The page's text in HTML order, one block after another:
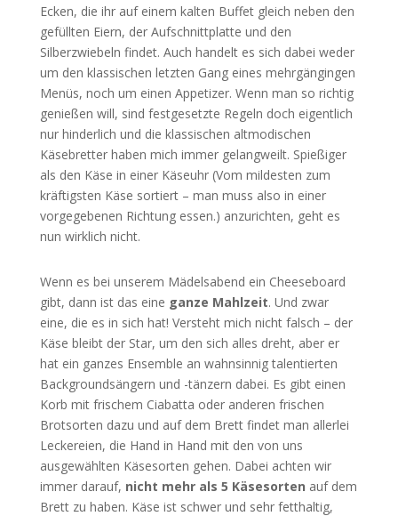
Ecken, die ihr auf einem kalten Buffet gleich neben den
gefüllten Eiern, der Aufschnittplatte und den
Silberzwiebeln findet. Auch handelt es sich dabei weder
um den klassischen letzten Gang eines mehrgängingen
Menüs, noch um einen Appetizer. Wenn man so richtig
genießen will, sind festgesetzte Regeln doch eigentlich
nur hinderlich und die klassischen altmodischen
Käsebretter haben mich immer gelangweilt. Spießiger
als den Käse in einer Käseuhr (Vom mildesten zum
kräftigsten Käse sortiert – man muss also in einer
vorgegebenen Richtung essen.) anzurichten, geht es
nun wirklich nicht.
Wenn es bei unserem Mädelsabend ein Cheeseboard
gibt, dann ist das eine ganze Mahlzeit. Und zwar
eine, die es in sich hat! Versteht mich nicht falsch – der
Käse bleibt der Star, um den sich alles dreht, aber er
hat ein ganzes Ensemble an wahnsinnig talentierten
Backgroundsängern und -tänzern dabei. Es gibt einen
Korb mit frischem Ciabatta oder anderen frischen
Brotsorten dazu und auf dem Brett findet man allerlei
Leckereien, die Hand in Hand mit den von uns
ausgewählten Käsesorten gehen. Dabei achten wir
immer darauf, nicht mehr als 5 Käsesorten auf dem
Brett zu haben. Käse ist schwer und sehr fetthaltig,